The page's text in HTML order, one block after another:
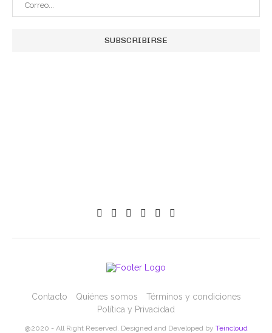
Contacto Quiénes somos
Términos y condiciones
Política y Privacidad
@2020 - All Right Reserved. Designed and Developed by Teincloud